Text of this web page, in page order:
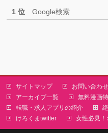
1 位 Google検索
サイトマップ お問い合わせ
アーカイブ一覧
無料漫画
転職・求人アプリの紹介
けろくまtwitter
女性必見！